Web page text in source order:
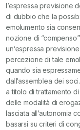
l’espressa previsione
di dubbio che la
emolumento sia
nozione di
un’espressa
percezione di tale
quando sia
dall’assemblea dei
a titolo di trattamento
delle modalità di
lasciata all’autonomia
basarsi su criteri di